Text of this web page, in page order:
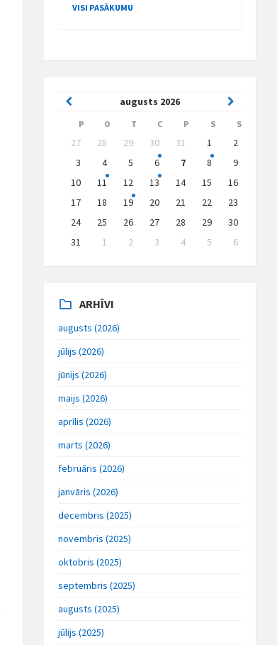
VISI PASĀKUMU
augusts 2026
Previous
Month
Next
Month
P O T C P S S
Skip
calendar
days
27 28 29 30 31 1
2
3
4 5 6 7 8
9
10
11 12 13 14 15
16
17
18 19 20 21 22
23
24
25 26 27 28 29
30
31
1 2 3 4 5
6
to
ARHĪVI
augusts (2026)
jūlijs (2026)
jūnijs (2026)
maijs (2026)
aprīlis (2026)
marts (2026)
februāris (2026)
janvāris (2026)
decembris (2025)
novembris (2025)
oktobris (2025)
septembris (2025)
augusts (2025)
jūlijs (2025)